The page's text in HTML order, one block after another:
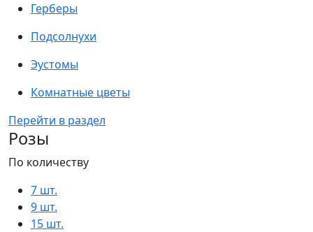
Герберы
Подсолнухи
Эустомы
Комнатные цветы
Перейти в раздел
Розы
По количеству
7 шт.
9 шт.
15 шт.